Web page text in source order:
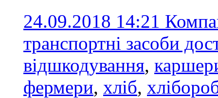
24.09.2018 14:21
транспортні засоби
відшкодування,
фермери, хліб,